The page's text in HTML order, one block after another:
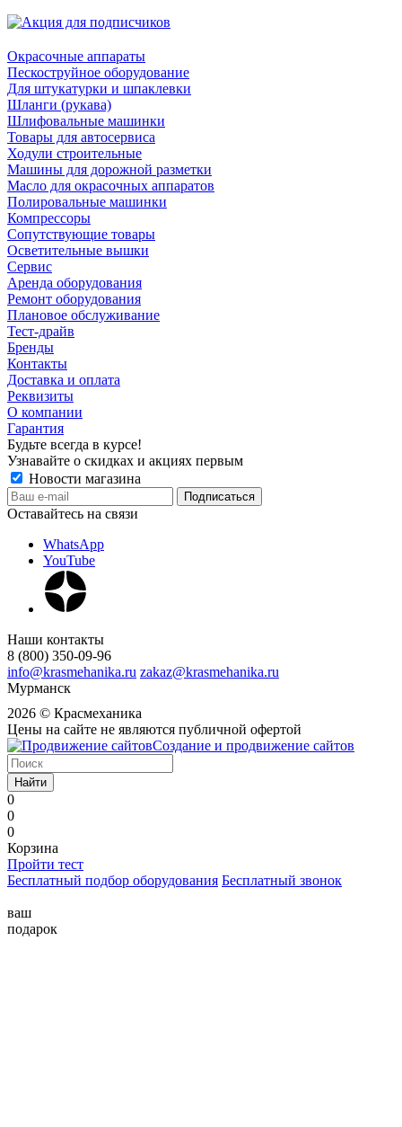
Окрасочные аппараты
Пескоструйное оборудование
Для штукатурки и шпаклевки
Шланги (рукава)
Шлифовальные машинки
Товары для автосервиса
Ходули строительные
Машины для дорожной разметки
Масло для окрасочных аппаратов
Полировальные машинки
Компрессоры
Сопутствующие товары
Осветительные вышки
Сервис
Аренда оборудования
Ремонт оборудования
Плановое обслуживание
Тест-драйв
Бренды
Контакты
Доставка и оплата
Реквизиты
О компании
Гарантия
Будьте всегда в курсе!
Узнавайте о скидках и акциях первым
Новости магазина
Оставайтесь на связи
WhatsApp
YouTube
Наши контакты
8 (800) 350-09-96
info@krasmehanika.ru zakaz@krasmehanika.ru
Мурманск
2026 © Красмеханика
Цены на сайте не являются публичной офертой
Создание и продвижение сайтов
Найти
0
0
0
Корзина
Пройти тест
Бесплатный подбор оборудования Бесплатный звонок
ваш
подарок